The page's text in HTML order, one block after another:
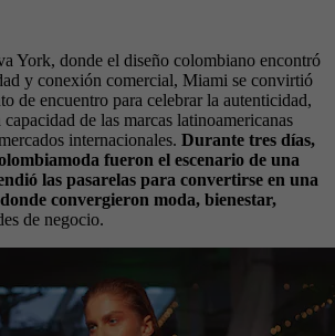
York, donde el diseño colombiano encontró
y conexión comercial, Miami se convirtió
de encuentro para celebrar la autenticidad,
de las marcas latinoamericanas
internacionales. Durante tres días,
fueron el escenario de una
las pasarelas para convertirse en una
convergieron moda, bienestar,
de negocio.